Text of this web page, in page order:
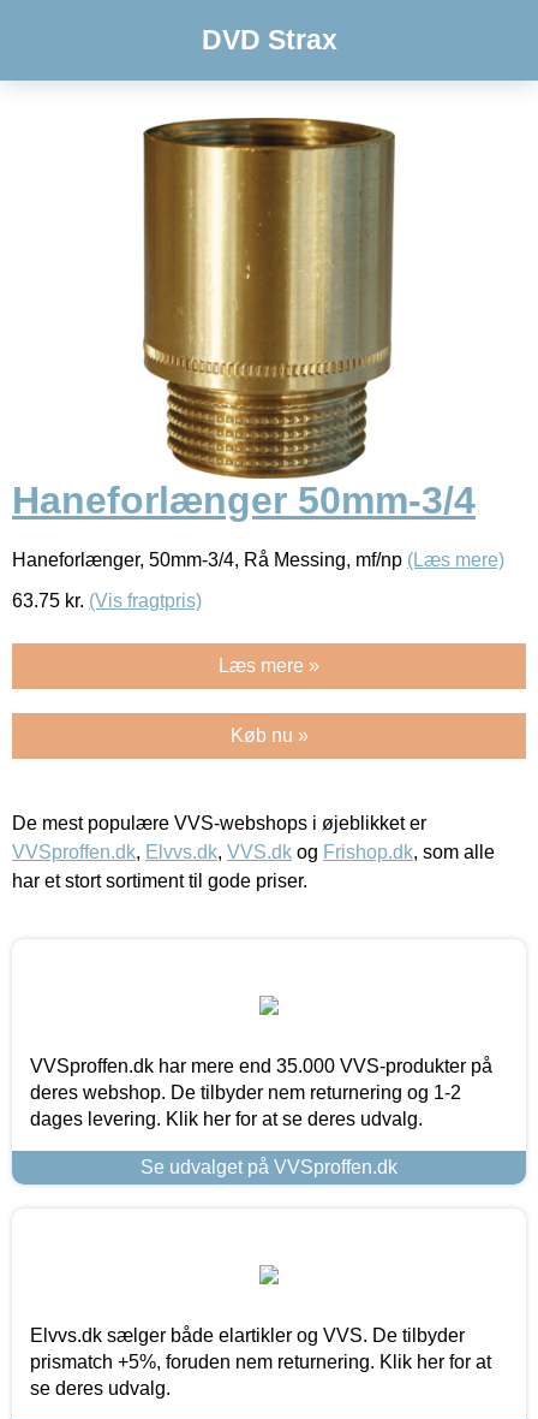
DVD Strax
Haneforlænger 50mm-3/4
Haneforlænger, 50mm-3/4, Rå Messing, mf/np (Læs mere)
63.75 kr. (Vis fragtpris)
Læs mere »
Køb nu »
De mest populære VVS-webshops i øjeblikket er
VVSproffen.dk, Elvvs.dk, VVS.dk og Frishop.dk, som alle
har et stort sortiment til gode priser.
VVSproffen.dk har mere end 35.000 VVS-produkter på
deres webshop. De tilbyder nem returnering og 1-2
dages levering. Klik her for at se deres udvalg.
Se udvalget på VVSproffen.dk
Elvvs.dk sælger både elartikler og VVS. De tilbyder
prismatch +5%, foruden nem returnering. Klik her for at
se deres udvalg.